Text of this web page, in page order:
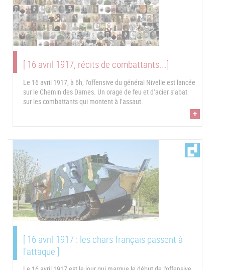
[ 16 avril 1917, récits de combattants...]
Le 16 avril 1917, à 6h, l’offensive du général Nivelle est lancée
sur le Chemin des Dames. Un orage de feu et d’acier s’abat
sur les combattants qui montent à l’assaut.
+
[ 16 avril 1917 : les chars français passent à
l'attaque ]